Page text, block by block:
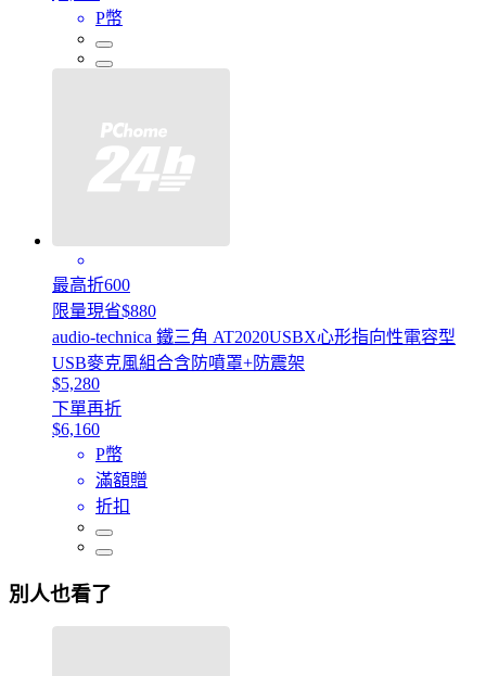
P幣
最高折600
限量現省$880
audio-technica 鐵三角 AT2020USBX心形指向性電容型
USB麥克風組合含防噴罩+防震架
$5,280
下單再折
$6,160
P幣
滿額贈
折扣
別人也看了